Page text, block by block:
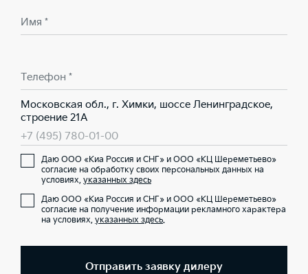
Имя *
Телефон *
Московская обл., г. Химки, шоссе Ленинградское,
строение 21А
+7 (495) 780-01-00
Даю ООО «Киа Россия и СНГ» и ООО «КЦ Шереметьево»
согласие на обработку своих персональных данных на
условиях, указанных здесь
Даю ООО «Киа Россия и СНГ» и ООО «КЦ Шереметьево»
согласие на получение информации рекламного характера
на условиях, указанных здесь.
Отправить заявку дилеру